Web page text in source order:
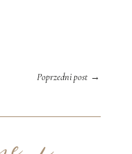
Poprzedni post→